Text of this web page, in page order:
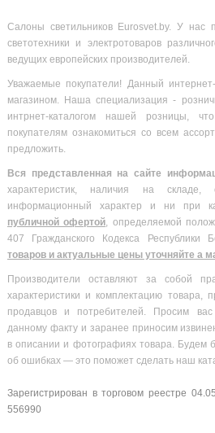
Салоны светильников Eurosvet.by. У нас
светотехники и электротоваров
ведущих европейских производителей.
Уважаемые покупатели! Данный
магазином. Наша специализация -
интрнет-каталогом нашей розницы,
покупателям ознакомиться со всем
предложить.
Вся представленная на сайте
характеристик, наличия на складе,
информационный характер и ни при
публичной офертой , определяемой
407 Гражданского Кодекса Республики
товаров и актуальные цены уточняйте а
Производители оставляют за собой
характеристики и комплектацию товара,
продавцов и потребителей. Просим
данному факту и заранее приносим
в описании и фотографиях товара. Будем
об ошибках — это поможет сделать наш
Зарегистрирован в торговом реестре
556990